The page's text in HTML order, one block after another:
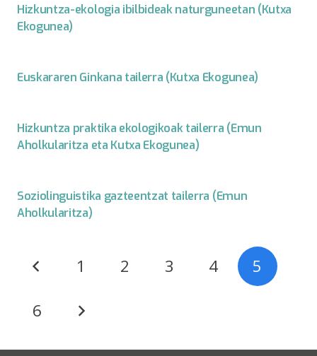
Hizkuntza-ekologia ibilbideak naturguneetan (Kutxa
Ekogunea)
Euskararen Ginkana tailerra (Kutxa Ekogunea)
Hizkuntza praktika ekologikoak tailerra (Emun
Aholkularitza eta Kutxa Ekogunea)
Soziolinguistika gazteentzat tailerra (Emun
Aholkularitza)
1 2 3 4 5
6